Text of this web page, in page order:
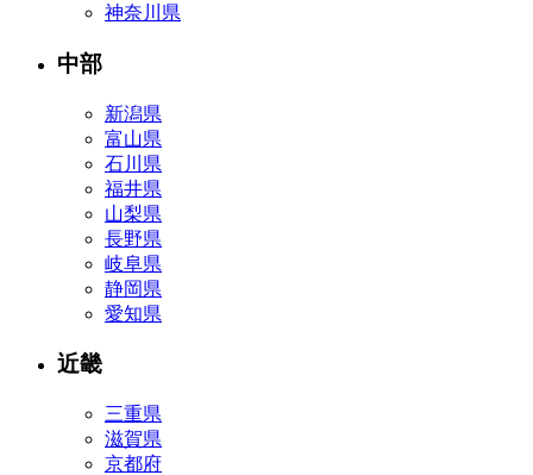
神奈川県
中部
新潟県
富山県
石川県
福井県
山梨県
長野県
岐阜県
静岡県
愛知県
近畿
三重県
滋賀県
京都府